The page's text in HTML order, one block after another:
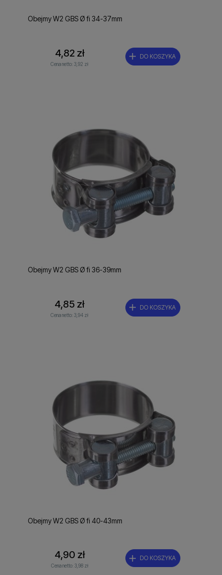
Obejmy W2 GBS Ø fi 34-37mm
4,82 zł
Cena netto:3,92 zł
DO KOSZYKA
Obejmy W2 GBS Ø fi 36-39mm
4,85 zł
Cena netto:3,94 zł
DO KOSZYKA
Obejmy W2 GBS Ø fi 40-43mm
4,90 zł
Cena netto:3,98 zł
DO KOSZYKA